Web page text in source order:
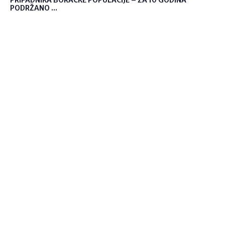
PODRŽANO ...